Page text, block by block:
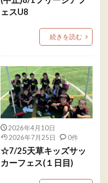
ェスU8
続きを読む
2026年4月10日
2026年7月25日
0件
☆7/25天草キッズサッ
カーフェス(１日目)